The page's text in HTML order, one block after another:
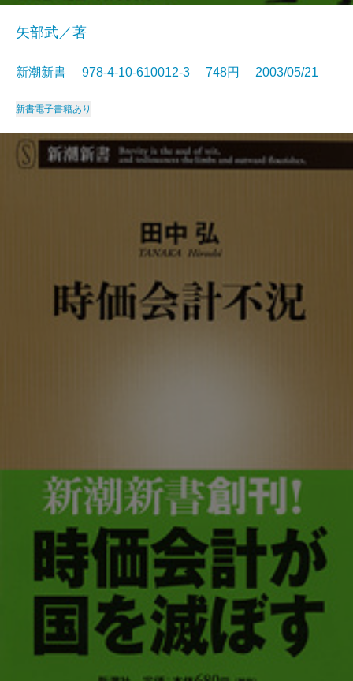
矢部武／著
新潮新書 978-4-10-610012-3 748円 2003/05/21
新書電子書籍あり